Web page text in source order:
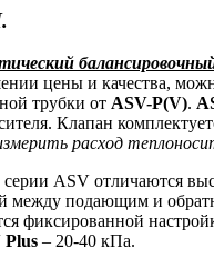
цены и качества,
трубки от ASV-P(V).
Клапан
расход
ASV отличаются
между подающим и
фиксированной
Plus – 20-40 кПа.